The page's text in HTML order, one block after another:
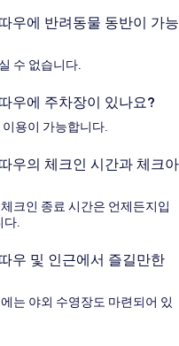
우에 반려동물 동반이 가능
수 없습니다.
우에 주차장이 있나요?
용이 가능합니다.
우의 체크인 시간과 체크아
크인 종료 시간은 언제든지입
다.
우 및 인근에서 즐길만한
는 야외 수영장도 마련되어 있